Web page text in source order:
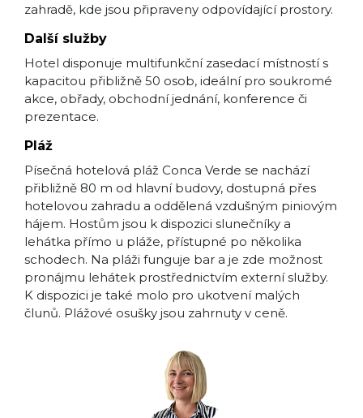
zahradě, kde jsou připraveny odpovídající prostory.
Další služby
Hotel disponuje multifunkční zasedací místností s
kapacitou přibližně 50 osob, ideální pro soukromé
akce, obřady, obchodní jednání, konference či
prezentace.
Pláž
Písečná hotelová pláž Conca Verde se nachází
přibližně 80 m od hlavní budovy, dostupná přes
hotelovou zahradu a oddělená vzdušným piniovým
hájem. Hostům jsou k dispozici slunečníky a
lehátka přímo u pláže, přístupné po několika
schodech. Na pláži funguje bar a je zde možnost
pronájmu lehátek prostřednictvím externí služby.
K dispozici je také molo pro ukotvení malých
člunů. Plážové osušky jsou zahrnuty v ceně.